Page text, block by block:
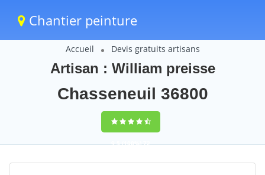
Chantier peinture
Accueil Devis gratuits artisans
Artisan : William preisse
Chasseneuil 36800
9,5(100%)72
votes